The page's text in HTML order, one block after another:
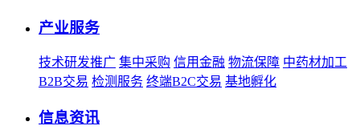
产业服务
技术研发推广 集中采购 信用金融 物流保障 中药材加工
B2B交易 检测服务 终端B2C交易 基地孵化
信息资讯